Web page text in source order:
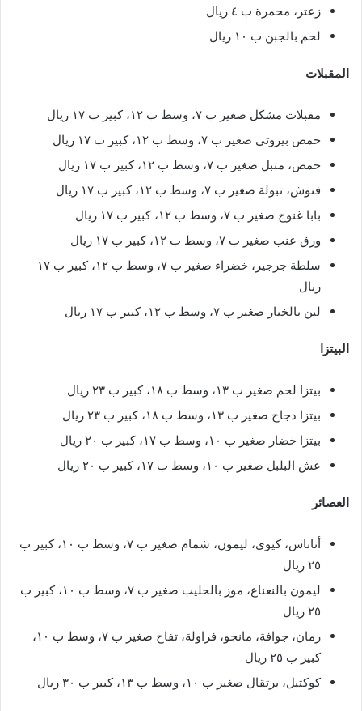
زعتر، محمرة ب ٤ ريال
لحم بالجبن ب ١٠ ريال
المقبلات
مقبلات مشكل صغير ب ٧، وسط ب ١٢، كبير ب ١٧ ريال
حمص بيروتي صغير ب ٧، وسط ب ١٢، كبير ب ١٧ ريال
حمص، متبل صغير ب ٧، وسط ب ١٢، كبير ب ١٧ ريال
فتوش، تبولة صغير ب ٧، وسط ب ١٢، كبير ب ١٧ ريال
بابا غنوج صغير ب ٧، وسط ب ١٢، كبير ب ١٧ ريال
ورق عنب صغير ب ٧، وسط ب ١٢، كبير ب ١٧ ريال
سلطة جرجير، خضراء صغير ب ٧، وسط ب ١٢، كبير ب ١٧
ريال
لبن بالخيار صغير ب ٧، وسط ب ١٢، كبير ب ١٧ ريال
البيتزا
بيتزا لحم صغير ب ١٣، وسط ب ١٨، كبير ب ٢٣ ريال
بيتزا دجاج صغير ب ١٣، وسط ب ١٨، كبير ب ٢٣ ريال
بيتزا خضار صغير ب ١٠، وسط ب ١٧، كبير ب ٢٠ ريال
عش البلبل صغير ب ١٠، وسط ب ١٧، كبير ب ٢٠ ريال
العصائر
أناناس، كيوي، ليمون، شمام صغير ب ٧، وسط ب ١٠، كبير ب
٢٥ ريال
ليمون بالنعناع، موز بالحليب صغير ب ٧، وسط ب ١٠، كبير ب
٢٥ ريال
رمان، جوافة، مانجو، فراولة، تفاح صغير ب ٧، وسط ب ١٠،
كبير ب ٢٥ ريال
كوكتيل، برتقال صغير ب ١٠، وسط ب ١٣، كبير ب ٣٠ ريال